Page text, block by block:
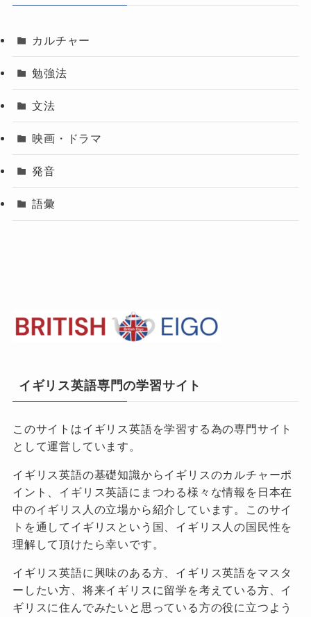
カルチャー
勉強法
文法
映画・ドラマ
発音
語彙
イギリス英語専門の学習サイト
このサイトはイギリス英語を学習する為の専門サイト
として運営しています。
イギリス英語の基礎知識からイギリスのカルチャーポ
イント、イギリス英語にまつわる様々な情報を日本在
中のイギリス人の立場から紹介しています。このサイ
トを通してイギリスという国、イギリス人の国民性を
理解して頂けたら幸いです。
イギリス英語に興味のある方、イギリス英語をマスタ
ーしたい方、将来イギリスに留学を考えている方、イ
ギリスに住んでみたいと思っている方の役に立つよう